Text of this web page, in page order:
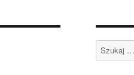
Szukaj: